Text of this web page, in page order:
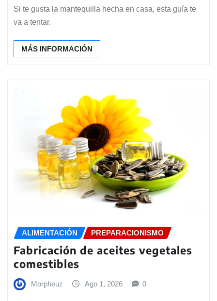
Si te gusta la mantequilla hecha en casa, esta guía te
va a tentar.
MÁS INFORMACIÓN
ALIMENTACIÓN PREPARACIONISMO
Fabricación de aceites vegetales
comestibles
Morpheuz Ago 1, 2026 0